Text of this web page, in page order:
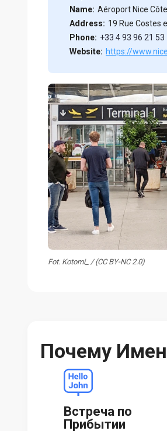
Name: Aéroport Nice
Address: 19 Rue Costes
Phone: +33 4 93 96 21 53
Website: https://
Fot. Kotomi_ / (CC BY-NC 2.0)
Почему
Встреча по
Прибытии